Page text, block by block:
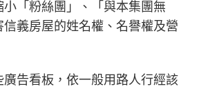
「粉絲團」、「與本集團無
義房屋的姓名權、名譽權及營
告看板，依一般用路人行經該